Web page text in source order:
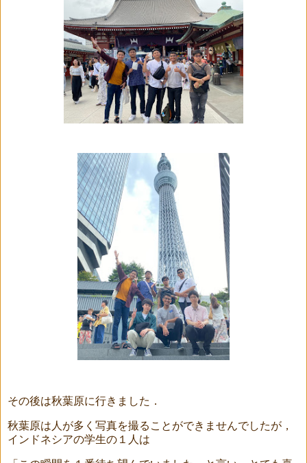
その後は秋葉原に行きました．
秋葉原は人が多く写真を撮ることができませんでしたが，
インドネシアの学生の１人は